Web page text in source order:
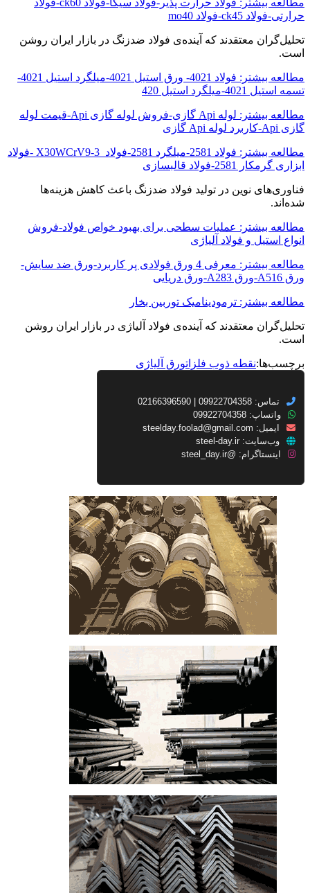
مطالعه بیشتر: فولاد حرارت پذیر-فولاد سیکا-فولاد ck60-فولاد
حرارتی-فولاد ck45-فولاد mo40
تحلیل‌گران معتقدند که آینده‌ی فولاد ضدزنگ در بازار ایران روشن
است.
مطالعه بیشتر: فولاد 4021- ورق استیل 4021-میلگرد استیل 4021-
تسمه استیل 4021-میلگرد استیل 420
مطالعه بیشتر: لوله Api گازی-فروش لوله گازی Api-قیمت لوله
گازی Api-کاربرد لوله Api گازی
مطالعه بیشتر: فولاد 2581-میلگرد 2581-فولاد X30WCrV9-3 -فولاد
ابزاری گرمکار 2581-فولاد قالبسازی
فناوری‌های نوین در تولید فولاد ضدزنگ باعث کاهش هزینه‌ها
شده‌اند.
مطالعه بیشتر: عملیات سطحی برای بهبود خواص فولاد-فروش
انواع استیل و فولاد آلیاژی
مطالعه بیشتر: معرفی 4 ورق فولادی پر کاربرد-ورق ضد سایش-
ورق A516-ورق A283-ورق دریایی
مطالعه بیشتر: ترمودینامیک توربین بخار
تحلیل‌گران معتقدند که آینده‌ی فولاد آلیاژی در بازار ایران روشن
است.
برچسب‌ها:نقطه ذوب فلزاتورق آلیاژی
تماس: 09922704358 | 02166396590
واتساپ: 09922704358
ایمیل: steelday.foolad@gmail.com
وب‌سایت: steel-day.ir
اینستاگرام: @steel_day.ir